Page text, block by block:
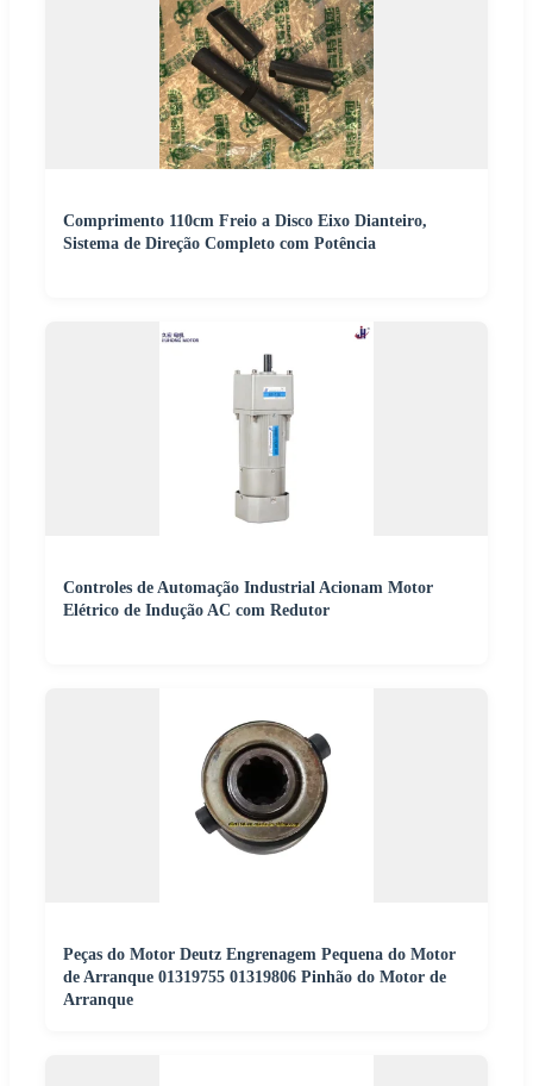
Comprimento 110cm Freio a Disco Eixo Dianteiro,
Sistema de Direção Completo com Potência
Controles de Automação Industrial Acionam Motor
Elétrico de Indução AC com Redutor
Peças do Motor Deutz Engrenagem Pequena do Motor
de Arranque 01319755 01319806 Pinhão do Motor de
Arranque